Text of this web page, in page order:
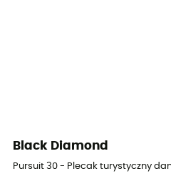
Black Diamond
Pursuit 30 - Plecak turystyczny